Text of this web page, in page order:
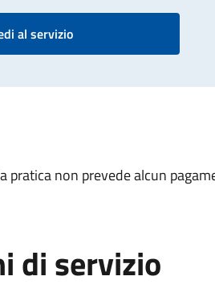
al servizio
pratica non prevede alcun
di servizio